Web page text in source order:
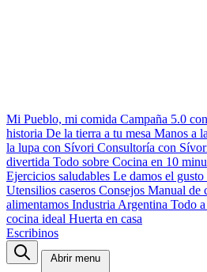
Mi Pueblo, mi comida Campaña 5.0
historia De la tierra a tu mesa Manos a
la lupa con Sívori Consultoría con
divertida Todo sobre Cocina en 10
Ejercicios saludables Le damos el gusto
Utensilios caseros Consejos Manual de
alimentamos Industria Argentina Todo
cocina ideal Huerta en casa
Escribinos
Abrir menu